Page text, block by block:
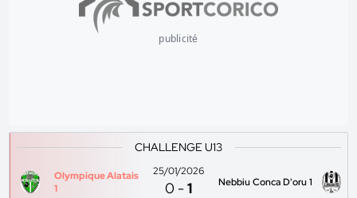
publicité
CHALLENGE U13
Olympique Alatais
1
25/01/2026
0 -1 Nebbiu Conca D'oru 1